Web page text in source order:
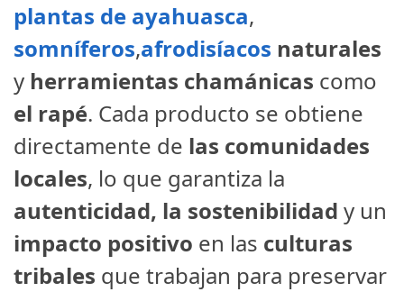
plantas de ayahuasca,
somníferos,afrodisíacos naturales
y herramientas chamánicas como
el rapé. Cada producto se obtiene
directamente de las comunidades
locales, lo que garantiza la
autenticidad, la sostenibilidad y un
impacto positivo en las culturas
tribales que trabajan para preservar